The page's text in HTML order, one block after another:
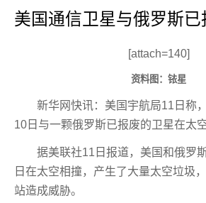
美国通信卫星与俄罗斯
[attach=140]
资料图：铱星
新华网快讯：美国宇航局11日称
10日与一颗俄罗斯已报废的卫星在太
据美联社11日报道，美国和俄罗
日在太空相撞，产生了大量太空垃圾
站造成威胁。